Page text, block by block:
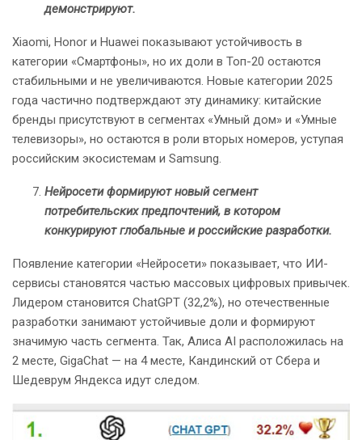
демонстрируют.
Xiaomi, Honor и Huawei показывают устойчивость в
категории «Смартфоны», но их доли в Топ-20 остаются
стабильными и не увеличиваются. Новые категории 2025
года частично подтверждают эту динамику: китайские
бренды присутствуют в сегментах «Умный дом» и «Умные
телевизоры», но остаются в роли вторых номеров, уступая
российским экосистемам и Samsung.
Нейросети формируют новый сегмент
потребительских предпочтений, в котором
конкурируют глобальные и российские разработки.
Появление категории «Нейросети» показывает, что ИИ-
сервисы становятся частью массовых цифровых привычек.
Лидером становится ChatGPT (32,2%), но отечественные
разработки занимают устойчивые доли и формируют
значимую часть сегмента. Так, Алиса AI расположилась на
2 месте, GigaChat — на 4 месте, Кандинский от Сбера и
Шедеврум Яндекса идут следом.